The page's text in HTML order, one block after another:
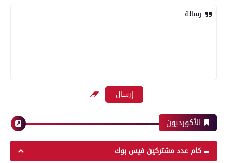
بعدسة الخبر المصري| شاهد أبرز لقطات مباراة
الأهلي وبيراميدز فى الدورى
رياضة
رسالة
الأكورديون
كام عدد مشتركين فيس بوك
مفرومة غير صالحة للاستهلاك الآدمي
محافظات